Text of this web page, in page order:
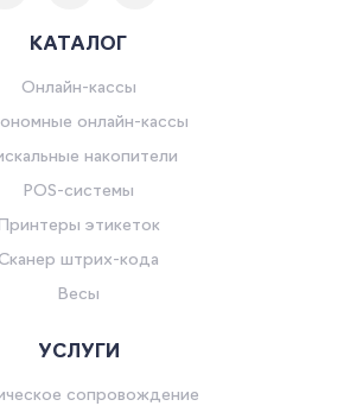
КАТАЛОГ
Онлайн-кассы
онлайн-кассы
накопители
POS-системы
Принтеры этикеток
Сканер штрих-кода
Весы
УСЛУГИ
сопровождение